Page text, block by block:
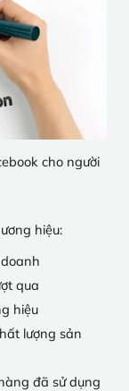
cho người
hiệu:
qua
hiệu
lượng sản
đã sử dụng